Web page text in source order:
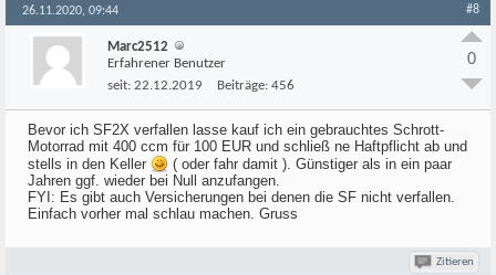
26.11.2020, 09:44 #8
Marc2512
Erfahrener Benutzer
seit: 22.12.2019 Beiträge: 456
0
Bevor ich SF2X verfallen lasse kauf ich ein gebrauchtes Schrott-
Motorrad mit 400 ccm für 100 EUR und schließ ne Haftpflicht ab und
stells in den Keller
( oder fahr damit ). Günstiger als in ein paar
Jahren ggf. wieder bei Null anzufangen.
FYI: Es gibt auch Versicherungen bei denen die SF nicht verfallen.
Einfach vorher mal schlau machen. Gruss
Zitieren